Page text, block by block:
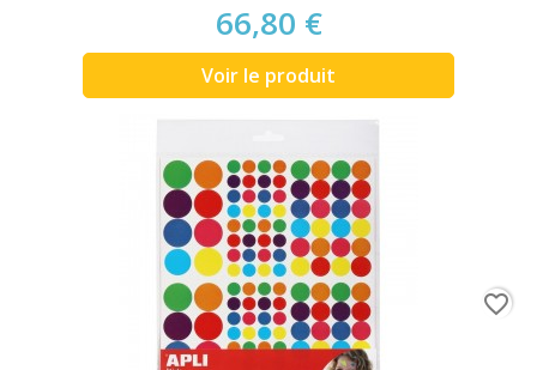
66,80 €
Voir le produit
favorite_border